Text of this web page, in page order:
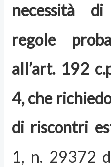
necessità
regole
all’art. 192
4, che
di riscontri
1, n. 29372